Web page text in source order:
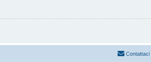
Contattaci